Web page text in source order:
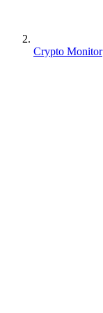
Crypto Monitor